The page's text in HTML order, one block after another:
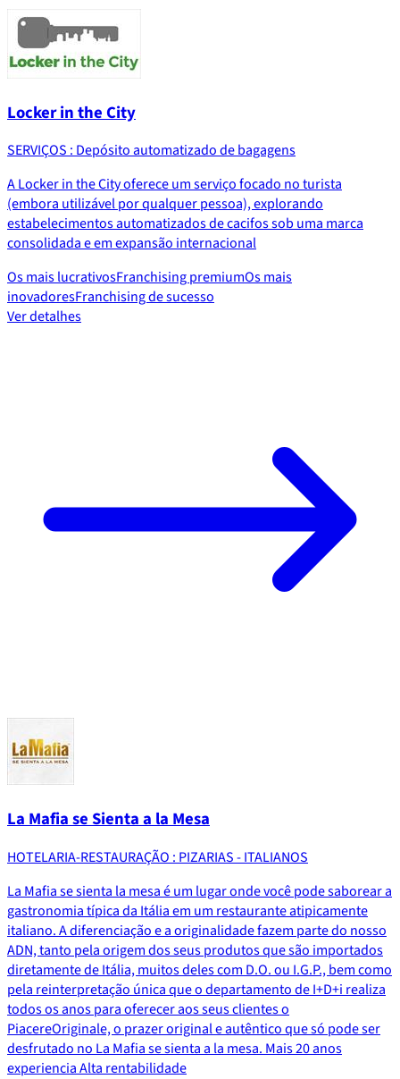
Locker in the City
SERVIÇOS : Depósito automatizado de bagagens
A Locker in the City oferece um serviço focado no turista
(embora utilizável por qualquer pessoa), explorando
estabelecimentos automatizados de cacifos sob uma marca
consolidada e em expansão internacional
Os mais lucrativosFranchising premiumOs mais
inovadoresFranchising de sucesso
Ver detalhes
La Mafia se Sienta a la Mesa
HOTELARIA-RESTAURAÇÃO : PIZARIAS - ITALIANOS
La Mafia se sienta la mesa é um lugar onde você pode saborear a
gastronomia típica da Itália em um restaurante atipicamente
italiano. A diferenciação e a originalidade fazem parte do nosso
ADN, tanto pela origem dos seus produtos que são importados
diretamente de Itália, muitos deles com D.O. ou I.G.P., bem como
pela reinterpretação única que o departamento de I+D+i realiza
todos os anos para oferecer aos seus clientes o
PiacereOriginale, o prazer original e autêntico que só pode ser
desfrutado no La Mafia se sienta a la mesa. Mais 20 anos
experiencia Alta rentabilidade